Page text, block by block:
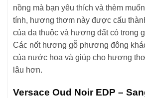
nồng mà bạn yêu thích và thèm
tính, hương thơm này được cấu
của da thuộc và hương đất có trong
Các nốt hương gỗ phương đông
của nước hoa và giúp cho hương
lâu hơn.
Versace Oud Noir EDP –